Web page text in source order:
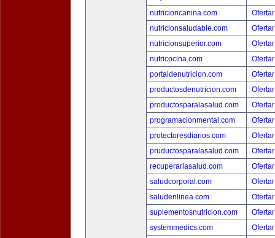
nutricioncanina.com
nutricionsaludable.com
nutricionsuperior.com
nutricocina.com
portaldenutricion.com
productosdenutricion.com
productosparalasalud.com
programacionmental.com
protectoresdiarios.com
pruductosparalasalud.com
recuperarlasalud.com
saludcorporal.com
saludenlinea.com
suplementosnutricion.com
systemmedics.com